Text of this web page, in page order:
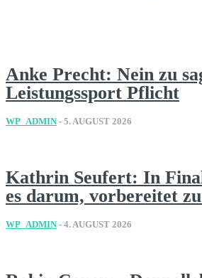
Anke Precht: Nein zu
Leistungssport Pflicht
WP_ADMIN - 5. AUGUST 2026
Kathrin Seufert: In
es darum, vorbereitet
WP_ADMIN - 4. AUGUST 2026